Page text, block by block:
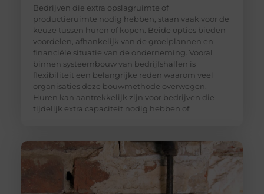
Bedrijven die extra opslagruimte of
productieruimte nodig hebben, staan vaak voor de
keuze tussen huren of kopen. Beide opties bieden
voordelen, afhankelijk van de groeiplannen en
financiële situatie van de onderneming. Vooral
binnen systeembouw van bedrijfshallen is
flexibiliteit een belangrijke reden waarom veel
organisaties deze bouwmethode overwegen.
Huren kan aantrekkelijk zijn voor bedrijven die
tijdelijk extra capaciteit nodig hebben of